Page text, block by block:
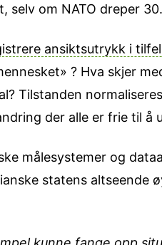
selv om NATO dreper
ansiktsutrykk i
? Hva skjer
Tilstanden
der alle er frie til å
målesystemer og
statens altseende